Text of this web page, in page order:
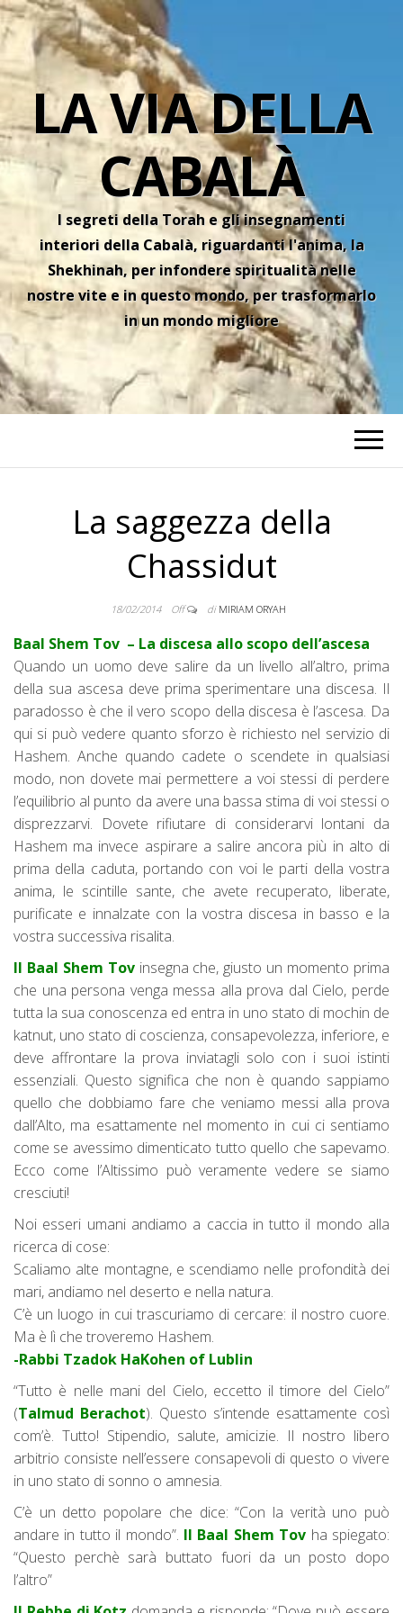
LA VIA DELLA
CABALÀ
I segreti della Torah e gli insegnamenti
interiori della Cabalà, riguardanti l'anima, la
Shekhinah, per infondere spiritualità nelle
nostre vite e in questo mondo, per trasformarlo
in un mondo migliore
La saggezza della
Chassidut
18/02/2014 Off di MIRIAM ORYAH
Baal Shem Tov – La discesa allo scopo dell’ascesa
Quando un uomo deve salire da un livello all’altro, prima
della sua ascesa deve prima sperimentare una discesa. Il
paradosso è che il vero scopo della discesa è l’ascesa. Da
qui si può vedere quanto sforzo è richiesto nel servizio di
Hashem. Anche quando cadete o scendete in qualsiasi
modo, non dovete mai permettere a voi stessi di perdere
l’equilibrio al punto da avere una bassa stima di voi stessi o
disprezzarvi. Dovete rifiutare di considerarvi lontani da
Hashem ma invece aspirare a salire ancora più in alto di
prima della caduta, portando con voi le parti della vostra
anima, le scintille sante, che avete recuperato, liberate,
purificate e innalzate con la vostra discesa in basso e la
vostra successiva risalita.
Il Baal Shem Tovinsegna che, giusto un momento prima
che una persona venga messa alla prova dal Cielo, perde
tutta la sua conoscenza ed entra in uno stato di mochin de
katnut, uno stato di coscienza, consapevolezza, inferiore, e
deve affrontare la prova inviatagli solo con i suoi istinti
essenziali. Questo significa che non è quando sappiamo
quello che dobbiamo fare che veniamo messi alla prova
dall’Alto, ma esattamente nel momento in cui ci sentiamo
come se avessimo dimenticato tutto quello che sapevamo.
Ecco come l’Altissimo può veramente vedere se siamo
cresciuti!
Noi esseri umani andiamo a caccia in tutto il mondo alla
ricerca di cose:
Scaliamo alte montagne, e scendiamo nelle profondità dei
mari, andiamo nel deserto e nella natura.
C’è un luogo in cui trascuriamo di cercare: il nostro cuore.
Ma è lì che troveremo Hashem.
-Rabbi Tzadok HaKohen of Lublin
“Tutto è nelle mani del Cielo, eccetto il timore del Cielo”
(Talmud Berachot). Questo s’intende esattamente così
com’è. Tutto! Stipendio, salute, amicizie. Il nostro libero
arbitrio consiste nell’essere consapevoli di questo o vivere
in uno stato di sonno o amnesia.
C’è un detto popolare che dice: “Con la verità uno può
andare in tutto il mondo”. Il Baal Shem Tov ha spiegato:
“Questo perchè sarà buttato fuori da un posto dopo
l’altro”